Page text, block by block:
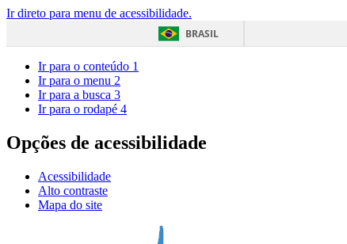
Ir direto para menu de acessibilidade.
BRASIL
Ir para o conteúdo 1
Ir para o menu 2
Ir para a busca 3
Ir para o rodapé 4
Opções de acessibilidade
Acessibilidade
Alto contraste
Mapa do site